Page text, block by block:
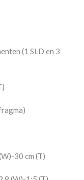
(1 SLD en 3
30 cm (T)